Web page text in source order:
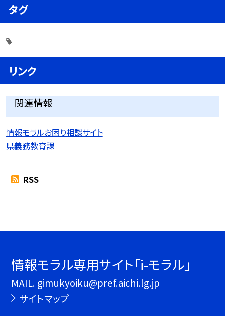
タグ
リンク
関連情報
情報モラルお困り相談サイト
県義務教育課
RSS
情報モラル専用サイト「i-モラル」
MAIL. gimukyoiku@pref.aichi.lg.jp
サイトマップ